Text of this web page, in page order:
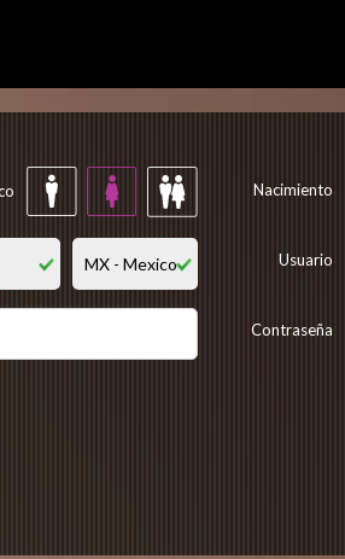
Nacimiento
Usuario
Contraseña